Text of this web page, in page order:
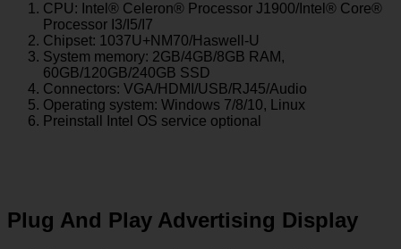
CPU: Intel® Celeron® Processor J1900/Intel® Core®
Processor I3/I5/I7
Chipset: 1037U+NM70/Haswell-U
System memory: 2GB/4GB/8GB RAM,
60GB/120GB/240GB SSD
Connectors: VGA/HDMI/USB/RJ45/Audio
Operating system: Windows 7/8/10, Linux
Preinstall Intel OS service optional
Plug And Play Advertising Display